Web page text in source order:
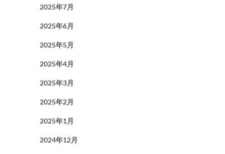
2025年7月
2025年6月
2025年5月
2025年4月
2025年3月
2025年2月
2025年1月
2024年12月